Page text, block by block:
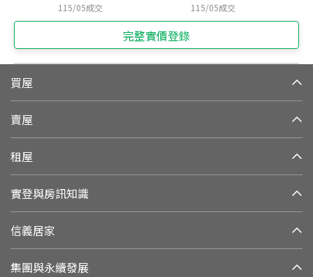
115/05成交 115/05成交
完整實價登錄
買屋
賣屋
租屋
實登與房訊知識
信義居家
集團與永續發展